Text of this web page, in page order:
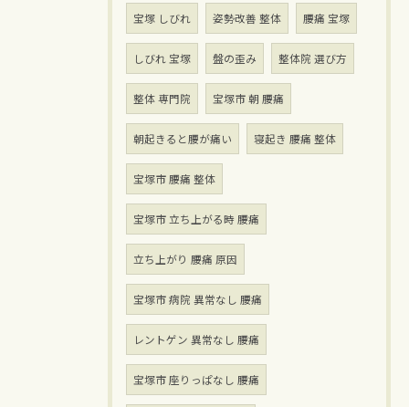
宝塚 しびれ 姿勢改善 整体 腰痛 宝塚
しびれ 宝塚 盤の歪み 整体院 選び方
整体 専門院 宝塚市 朝 腰痛
朝起きると腰が痛い 寝起き 腰痛 整体
宝塚市 腰痛 整体
宝塚市 立ち上がる時 腰痛
立ち上がり 腰痛 原因
宝塚市 病院 異常なし 腰痛
レントゲン 異常なし 腰痛
宝塚市 座りっぱなし 腰痛